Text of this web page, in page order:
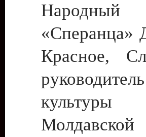
Народный
«Сперанца»
Красное,
культуры